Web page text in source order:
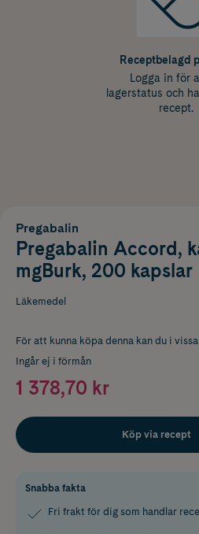
Receptbelagd
Logga in för
lagerstatus och
recept.
Pregabalin
Pregabalin Accord,
mgBurk, 200 kapslar
Läkemedel
För att kunna köpa denna kan du i
Ingår ej i förmån
1 378,70 kr
Köp via recept
Snabba fakta
Fri frakt för dig som handlar